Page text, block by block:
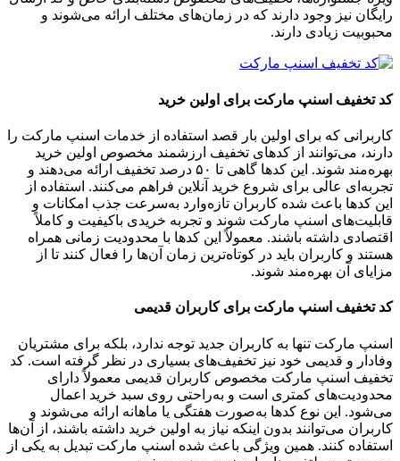
رایگان نیز وجود دارند که در زمان‌های مختلف ارائه می‌شوند و
محبوبیت زیادی دارند.
کد تخفیف اسنپ مارکت برای اولین خرید
کاربرانی که برای اولین بار قصد استفاده از خدمات اسنپ مارکت را
دارند، می‌توانند از کدهای تخفیف ارزشمند مخصوص اولین خرید
بهره‌مند شوند. این کدها گاهی تا ۵۰ درصد تخفیف ارائه می‌دهند و
تجربه‌ای عالی برای شروع خرید آنلاین فراهم می‌کنند. استفاده از
این کدها باعث شده کاربران تازه‌وارد به‌سرعت جذب امکانات و
قابلیت‌های اسنپ مارکت شوند و تجربه خریدی باکیفیت و کاملاً
اقتصادی داشته باشند. معمولاً این کدها با محدودیت زمانی همراه
هستند و کاربران باید در کوتاه‌ترین زمان آن‌ها را فعال کنند تا از
مزایای آن بهره‌مند شوند.
کد تخفیف اسنپ مارکت برای کاربران قدیمی
اسنپ مارکت تنها به کاربران جدید توجه ندارد، بلکه برای مشتریان
وفادار و قدیمی خود نیز تخفیف‌های بسیاری در نظر گرفته است. کد
تخفیف اسنپ مارکت مخصوص کاربران قدیمی معمولاً دارای
محدودیت‌های کمتری است و به‌راحتی روی سبد خرید اعمال
می‌شود. این نوع کدها به‌صورت هفتگی یا ماهانه ارائه می‌شوند و
کاربران می‌توانند بدون اینکه نیاز به اولین خرید داشته باشند، از آن‌ها
استفاده کنند. همین ویژگی باعث شده اسنپ مارکت تبدیل به یکی از